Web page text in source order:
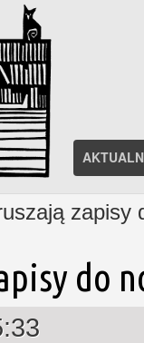
zapisy
do